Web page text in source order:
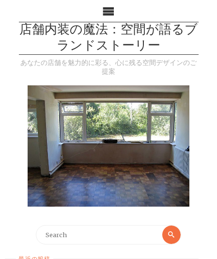
店舗内装の魔法：空間が語るブ
ランドストーリー
あなたの店舗を魅力的に彩る、心に残る空間デザインのご
提案